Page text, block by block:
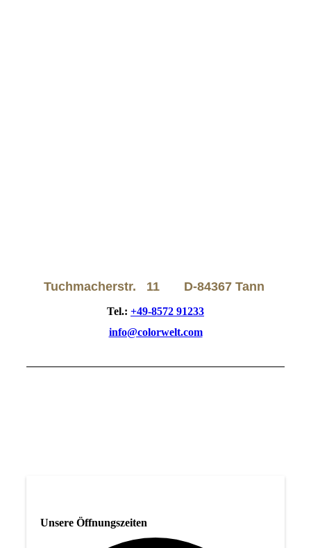
Tuchmacherstr. 11 D-84367 Tann
Tel.: +49-8572 91233
info@colorwelt.com
Unsere Öffnungszeiten